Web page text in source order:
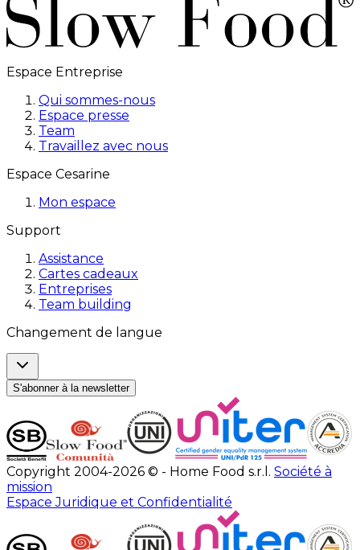
Espace Entreprise
Qui sommes-nous
Espace presse
Team
Travaillez avec nous
Espace Cesarine
Mon espace
Support
Assistance
Cartes cadeaux
Entreprises
Team building
Changement de langue
S'abonner à la newsletter
Copyright 2004-2026 © - Home Food s.r.l. Société à
mission
Espace Juridique et Confidentialité